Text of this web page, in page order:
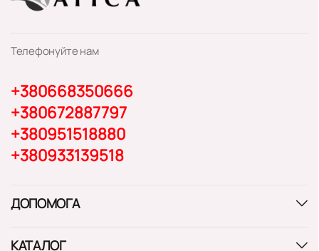
Телефонуйте нам
+380668350666
+380672887797
+380951518880
+380933139518
ДОПОМОГА
КАТАЛОГ